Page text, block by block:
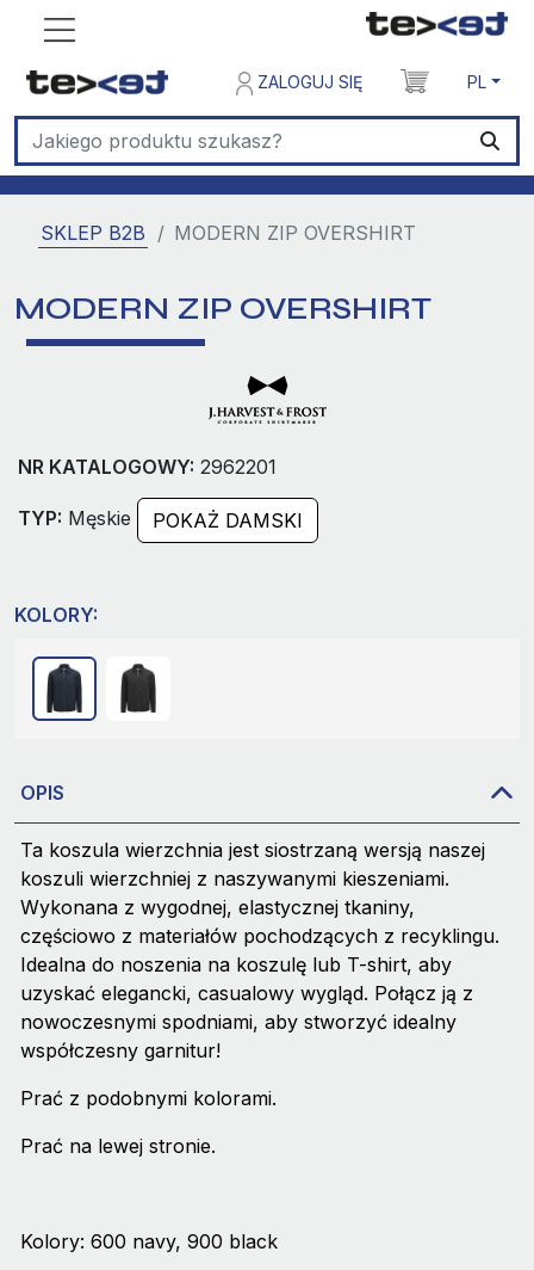
ZALOGUJ SIĘ PL
SKLEP B2B MODERN ZIP OVERSHIRT
MODERN ZIP OVERSHIRT
NR KATALOGOWY: 2962201
TYP: Męskie POKAŻ DAMSKI
KOLORY:
OPIS
Ta koszula wierzchnia jest siostrzaną wersją naszej
koszuli wierzchniej z naszywanymi kieszeniami.
Wykonana z wygodnej, elastycznej tkaniny,
częściowo z materiałów pochodzących z recyklingu.
Idealna do noszenia na koszulę lub T-shirt, aby
uzyskać elegancki, casualowy wygląd. Połącz ją z
nowoczesnymi spodniami, aby stworzyć idealny
współczesny garnitur!
Prać z podobnymi kolorami.
Prać na lewej stronie.
Kolory: 600 navy, 900 black